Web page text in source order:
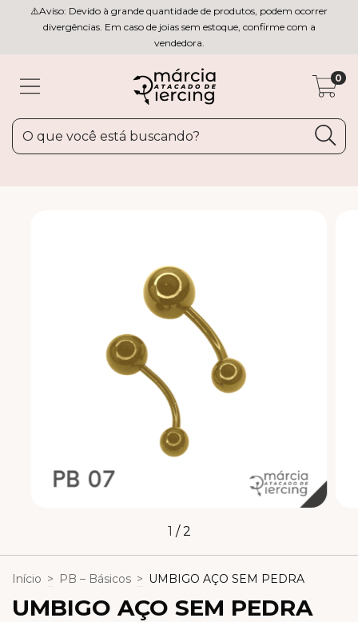
⚠️Aviso: Devido à grande quantidade de produtos, podem ocorrer
divergências. Em caso de joias sem estoque, confirme com a
vendedora.
0
1 /2
Início > PB – Básicos > UMBIGO AÇO SEM PEDRA
UMBIGO AÇO SEM PEDRA